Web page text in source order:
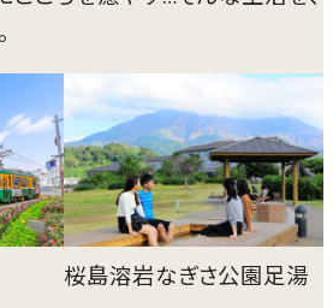
桜島溶岩なぎさ公園足湯